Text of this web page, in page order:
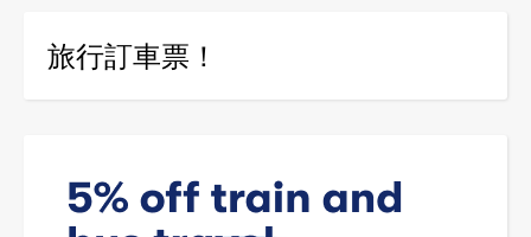
旅行訂車票！